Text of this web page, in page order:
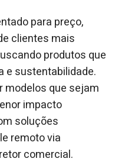
para preço,
clientes mais
produtos que
e sustentabilidade.
modelos que sejam
impacto
soluções
remoto via
comercial.